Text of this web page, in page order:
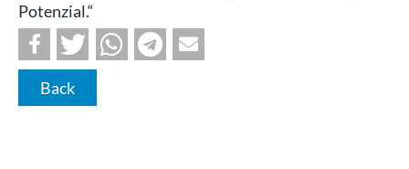
Potenzial.“
Back